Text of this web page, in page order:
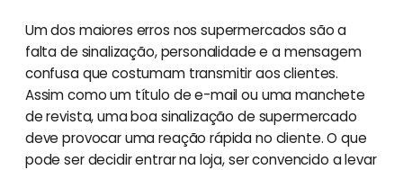
Um dos maiores erros nos supermercados são a
falta de sinalização, personalidade e a mensagem
confusa que costumam transmitir aos clientes.
Assim como um título de e-mail ou uma manchete
de revista, uma boa sinalização de supermercado
deve provocar uma reação rápida no cliente. O que
pode ser decidir entrar na loja, ser convencido a levar